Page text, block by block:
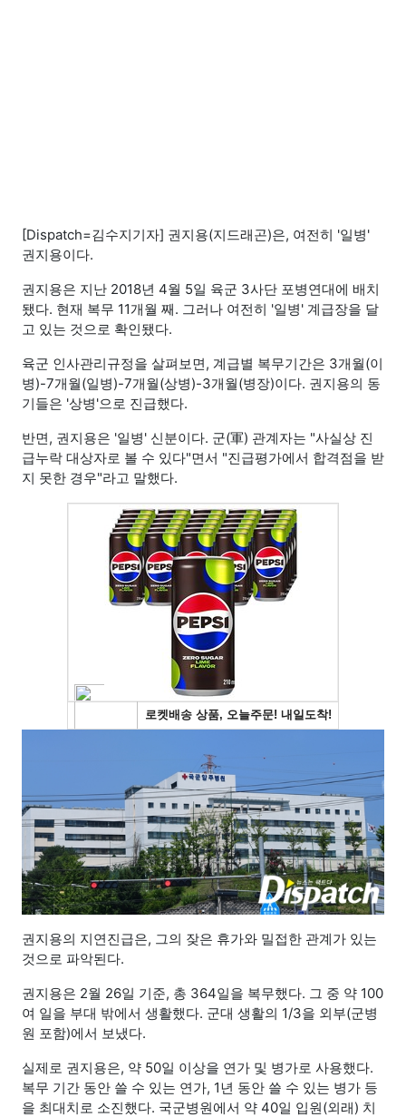
[Dispatch=김수지기자] 권지용(지드래곤)은, 여전히 '일병'
권지용이다.
권지용은 지난 2018년 4월 5일 육군 3사단 포병연대에 배치
됐다. 현재 복무 11개월 째. 그러나 여전히 '일병' 계급장을 달
고 있는 것으로 확인됐다.
육군 인사관리규정을 살펴보면, 계급별 복무기간은 3개월(이
병)-7개월(일병)-7개월(상병)-3개월(병장)이다. 권지용의 동
기들은 '상병'으로 진급했다.
반면, 권지용은 '일병' 신분이다. 군(軍) 관계자는 "사실상 진
급누락 대상자로 볼 수 있다"면서 "진급평가에서 합격점을 받
지 못한 경우"라고 말했다.
권지용의 지연진급은, 그의 잦은 휴가와 밀접한 관계가 있는
것으로 파악된다.
권지용은 2월 26일 기준, 총 364일을 복무했다. 그 중 약 100
여 일을 부대 밖에서 생활했다. 군대 생활의 1/3을 외부(군병
원 포함)에서 보냈다.
실제로 권지용은, 약 50일 이상을 연가 및 병가로 사용했다.
복무 기간 동안 쓸 수 있는 연가, 1년 동안 쓸 수 있는 병가 등
을 최대치로 소진했다. 국군병원에서 약 40일 입원(외래) 치